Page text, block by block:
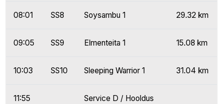
08:01 SS8 Soysambu 1 29.32 km
09:05 SS9 Elmenteita 1 15.08 km
10:03 SS10 Sleeping Warrior 1 31.04 km
11:55
Service D / Hooldus